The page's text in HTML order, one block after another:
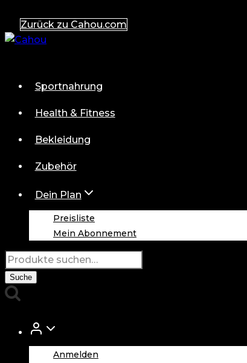
Inhalt
springen
Zurück zu Cahou.com
Sportnahrung
Health & Fitness
Bekleidung
Zubehör
Dein Plan
Preisliste
Mein Abonnement
Suche
nach:
Suche
Anmelden